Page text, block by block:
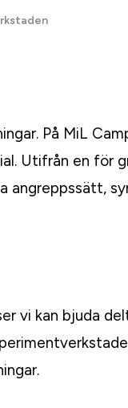
På MiL
Utifrån en för
angreppssätt,
vi kan bjuda